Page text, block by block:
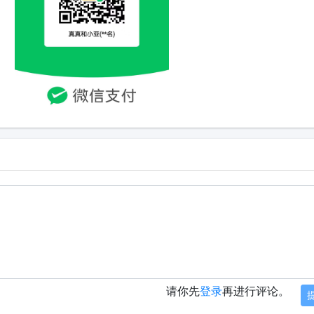
请你先登录再进行评论。